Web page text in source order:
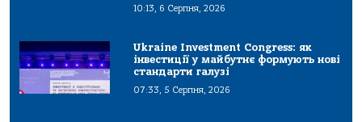
10:13, 6 Серпня, 2026
Ukraine Investment Congress: як
інвестиції у майбутнє формують нові
стандарти галузі
07:33, 5 Серпня, 2026